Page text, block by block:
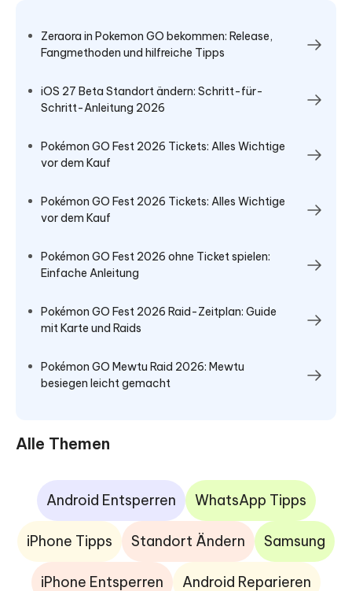
Zeraora in Pokemon GO bekommen: Release,
Fangmethoden und hilfreiche Tipps
iOS 27 Beta Standort ändern: Schritt-für-
Schritt-Anleitung 2026
Pokémon GO Fest 2026 Tickets: Alles Wichtige
vor dem Kauf
Pokémon GO Fest 2026 Tickets: Alles Wichtige
vor dem Kauf
Pokémon GO Fest 2026 ohne Ticket spielen:
Einfache Anleitung
Pokémon GO Fest 2026 Raid-Zeitplan: Guide
mit Karte und Raids
Pokémon GO Mewtu Raid 2026: Mewtu
besiegen leicht gemacht
Alle Themen
Android Entsperren WhatsApp Tipps
iPhone Tipps Standort Ändern Samsung
iPhone Entsperren Android Reparieren